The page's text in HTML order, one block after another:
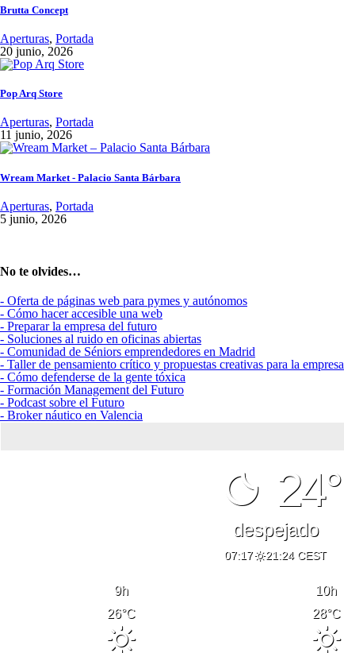
Brutta Concept
Aperturas, Portada
20 junio, 2026
Pop Arq Store
Aperturas, Portada
11 junio, 2026
Wream Market - Palacio Santa Bárbara
Aperturas, Portada
5 junio, 2026
No te olvides…
- Oferta de páginas web para pymes y autónomos
- Cómo hacer accesible una web
- Preparar la empresa del futuro
- Soluciones al ruido en oficinas abiertas
- Comunidad de Séniors emprendedores en Madrid
- Taller de pensamiento crítico y propuestas creativas para la empresa
- Cómo defenderse de la gente tóxica
- Formación Management del Futuro
- Podcast sobre el Futuro
- Broker náutico en Valencia
24°
despejado
07:17 21:24 CEST
9h 10h
26°C 28°C